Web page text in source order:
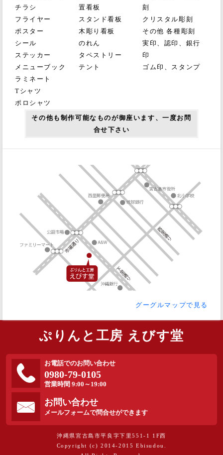
チラシ
フライヤー
ポスター
シール
ステッカー
メニューブック
ラミネート
Tシャツ
ポロシャツ
置看板
スタンド看板
木彫り看板
のれん
タペストリー
テント
刻
クリスタル彫刻
その他 各種彫刻
実印、認印、銀行
印
ゴム印、スタンプ
その他も制作可能なものが御座います、一度お問
合せ下さい
グーグルマップで見る
ぷりんと工房 えびす堂
お電話でのお問い合わせ
0980-79-0105
営業時間 9:00～19:00
お問い合わせ
メールフォームで問合せができます
沖縄県宮古島市平良字下里551-1 1F西
Copyright (c) 2014-2015 Ebisudou.